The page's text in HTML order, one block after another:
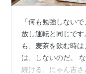
「何も勉強しない
放し運転と同じで
も、麦茶を飲む時
は、しないのだ。
続ける、にゃん吉